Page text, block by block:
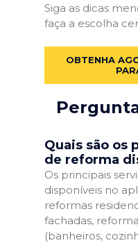
Siga as dicas
faça a escolha
OBTENHA
Quais são os
de reforma
Os principais
disponíveis no
reformas
fachadas,
(banheiros,